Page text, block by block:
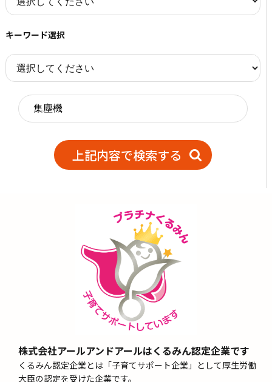
キーワード選択
株式会社アールアンドアールはくるみん認定企業です
くるみん認定企業とは「子育てサポート企業」として厚生労働
大臣の認定を受けた企業です。